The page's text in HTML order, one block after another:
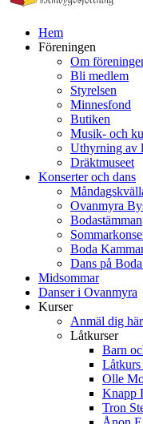
Hem
Föreningen
Om
Bli medlem
Styrelsen
Minnesfond
Butiken
Musik- och
Uthyrning av
Dräktmuseet
Konserter och dans
Ovanmyra
Bodastämman
Boda
Dans på
Midsommar
Danser i Ovanmyra
Kurser
Anmäl dig här
Låtkurser
Barn
Låtkurs
Olle
Knapp
Tron